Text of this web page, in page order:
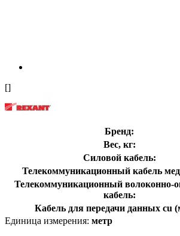
[]
Бренд:
Вес, кг:
Силовой кабель:
Телекоммуникационный кабель
Телекоммуникационный волоконно-
кабель:
Кабель для передачи данных cu
Единица измерения: метр